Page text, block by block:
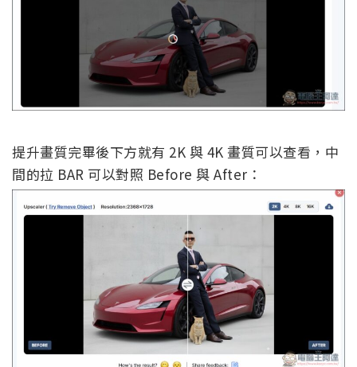
提升畫質完畢後下方就有 2K 與 4K 畫質可以查看，中
間的拉 BAR 可以對照 Before 與 After：